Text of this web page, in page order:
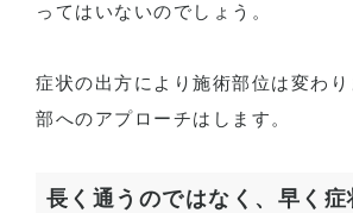
ってはいないのでしょう。
症状の出方により施術部位は変わ
部へのアプローチはします。
長く通うのではなく、早く